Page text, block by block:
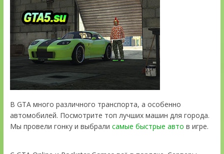
В GTA много различного транспорта, а особенно
автомобилей. Посмотрите топ лучших машин для города.
Мы провели гонку и выбрали самые быстрые авто в игре.